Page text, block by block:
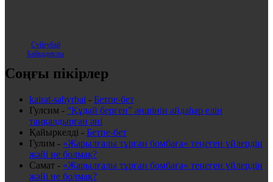
Сүйеубай
Байқадиұлы
Соңғы пікірлер
kairat-sabyrbai - Бетпе-бет
Гулсим - “Құдай берген” әншінің айдаһар елін
таңқалдырған әні
Қайыркелді - Бетпе-бет
Гулим - «Жарылғалы тұрған бомбаға» теңеген үйлердің
жәйі не болмақ?
Самат - «Жарылғалы тұрған бомбаға» теңеген үйлердің
жәйі не болмақ?